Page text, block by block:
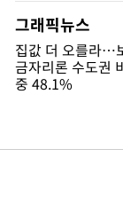
그래픽뉴스
집값 더 오를라…
금자리론 수도권
중 48.1%